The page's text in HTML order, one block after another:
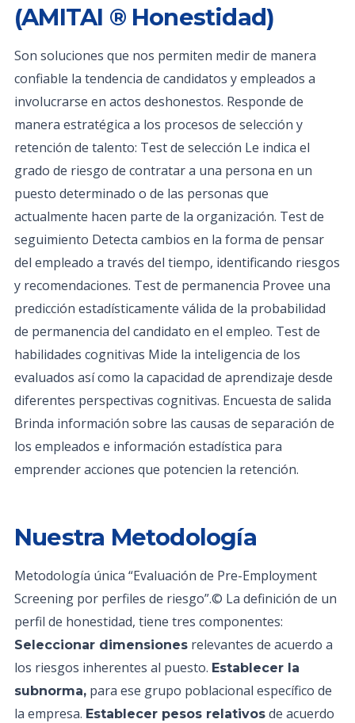
(AMITAI ® Honestidad)
Son soluciones que nos permiten medir de manera
confiable la tendencia de candidatos y empleados a
involucrarse en actos deshonestos. Responde de
manera estratégica a los procesos de selección y
retención de talento: Test de selección Le indica el
grado de riesgo de contratar a una persona en un
puesto determinado o de las personas que
actualmente hacen parte de la organización. Test de
seguimiento Detecta cambios en la forma de pensar
del empleado a través del tiempo, identificando riesgos
y recomendaciones. Test de permanencia Provee una
predicción estadísticamente válida de la probabilidad
de permanencia del candidato en el empleo. Test de
habilidades cognitivas Mide la inteligencia de los
evaluados así como la capacidad de aprendizaje desde
diferentes perspectivas cognitivas. Encuesta de salida
Brinda información sobre las causas de separación de
los empleados e información estadística para
emprender acciones que potencien la retención.
Nuestra Metodología
Metodología única “Evaluación de Pre-Employment
Screening por perfiles de riesgo”.© La definición de un
perfil de honestidad, tiene tres componentes:
Seleccionar dimensiones relevantes de acuerdo a
los riesgos inherentes al puesto. Establecer la
subnorma, para ese grupo poblacional específico de
la empresa. Establecer pesos relativos de acuerdo